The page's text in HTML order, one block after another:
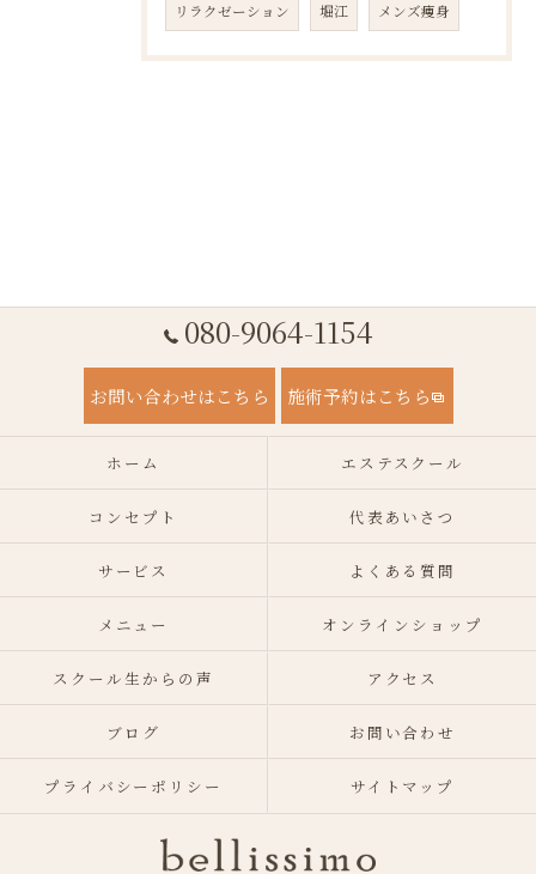
リラクゼーション 堀江 メンズ痩身
080-9064-1154
お問い合わせはこちら 施術予約はこちら
ホーム エステスクール
コンセプト 代表あいさつ
サービス よくある質問
メニュー オンラインショップ
スクール生からの声 アクセス
ブログ お問い合わせ
プライバシーポリシー サイトマップ